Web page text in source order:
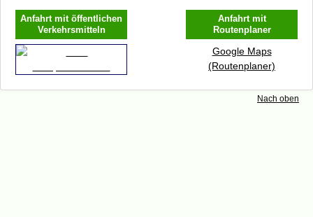
Anfahrt mit öffentlichen
Verkehrsmitteln
Anfahrt mit
Routenplaner
Google Maps
(Routenplaner)
Nach oben